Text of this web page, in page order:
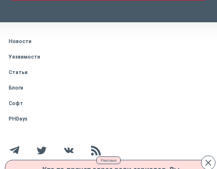
Реклама
Новости
Уязвимости
Статьи
Блоги
Софт
PHDays